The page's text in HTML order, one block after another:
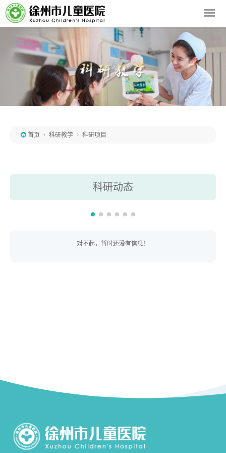
 首页  科研教学  科研项目
科研动态
对不起，暂时还没有信息！